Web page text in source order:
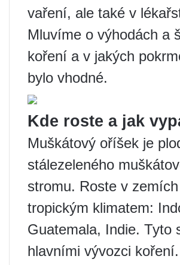
vaření, ale také v
Mluvíme o výhodách a
koření a v jakých
bylo vhodné.
Kde roste a jak
Muškátový oříšek je
stálezeleného
stromu. Roste v
tropickým klimatem:
Guatemala, Indie. Tyto
hlavními vývozci koření.